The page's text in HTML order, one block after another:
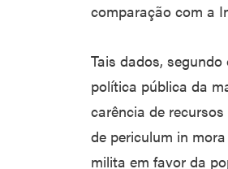
comparação com a
Tais dados,
política pública da
carência de recursos
de periculum in
milita em favor da